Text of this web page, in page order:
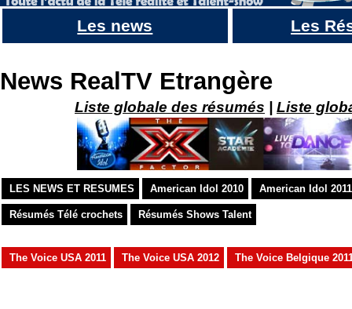
Les news Les
News RealTV Etrangère
Liste globale des résumés Liste
LES NEWS ET RESUMES American Idol 2010 American Idol 2011
Résumés Télé crochets Résumés Shows Talent
The Voice USA 2011 The Voice USA 2012 The Voice Belgique